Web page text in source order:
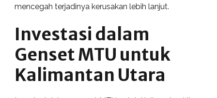
mencegah terjadinya kerusakan lebih lanjut.
Investasi dalam
Genset MTU untuk
Kalimantan Utara